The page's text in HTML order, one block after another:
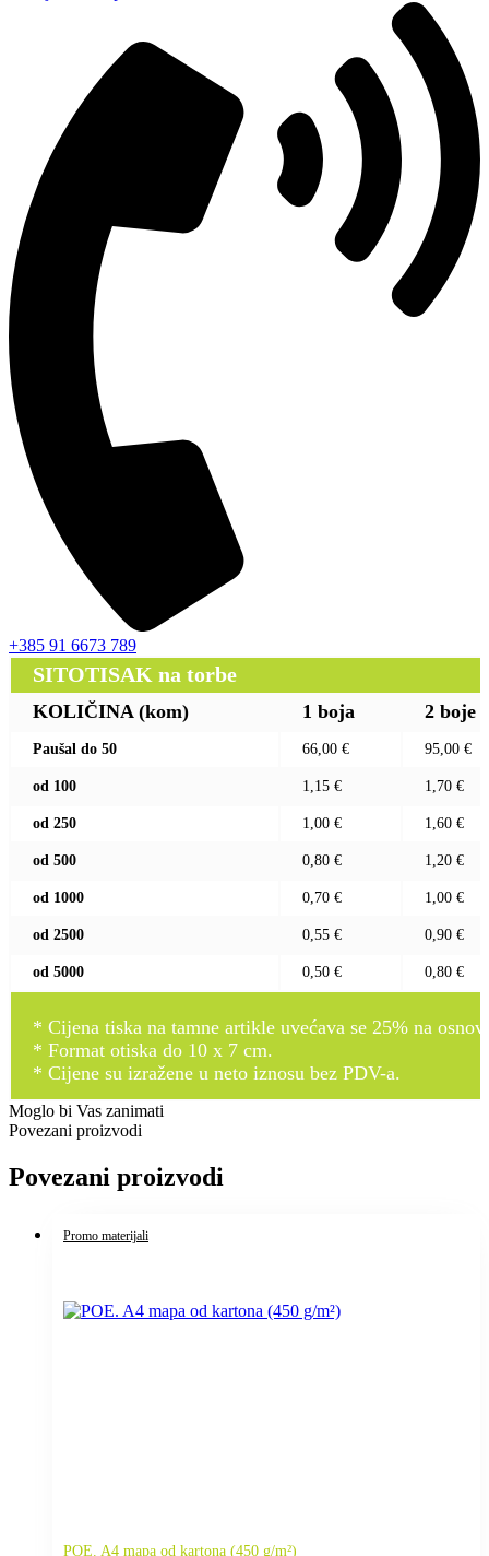
+385 91 6673 789
SITOTISAK na torbe
KOLIČINA (kom) 1 boja 2 boje
Paušal do 50 66,00 € 95,00 €
od 100 1,15 € 1,70 €
od 250 1,00 € 1,60 €
od 500 0,80 € 1,20 €
od 1000 0,70 € 1,00 €
od 2500 0,55 € 0,90 €
od 5000 0,50 € 0,80 €
* Cijena tiska na tamne artikle uvećava se 25% na
* Format otiska do 10 x 7 cm.
* Cijene su izražene u neto iznosu bez PDV-a.
Moglo bi Vas zanimati
Povezani proizvodi
Povezani proizvodi
Promo materijali
POE. A4 mapa od kartona (450 g/m²)